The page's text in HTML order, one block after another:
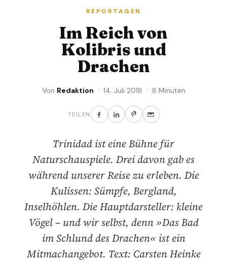
REPORTAGEN
Im Reich von
Kolibris und
Drachen
Von Redaktion · 14. Juli 2018 · 8 Minuten
TEILEN
Trinidad ist eine Bühne für
Naturschauspiele. Drei davon gab es
während unserer Reise zu erleben. Die
Kulissen: Sümpfe, Bergland,
Inselhöhlen. Die Hauptdarsteller: kleine
Vögel – und wir selbst, denn »Das Bad
im Schlund des Drachen« ist ein
Mitmachangebot. Text: Carsten Heinke